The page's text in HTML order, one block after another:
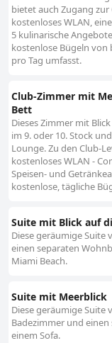
bietet auch Zugang zur
kostenloses WLAN,
5 kulinarische
kostenlose Bügeln von
pro Tag umfasst.
Club-Zimmer mit
Bett
Dieses Zimmer mit
im 9. oder 10. Stock
Lounge. Zu den Club-
kostenloses WLAN -
Speisen- und
kostenlose, tägliche
Suite mit Blick auf
Diese geräumige Suite
einen separaten
Miami Beach.
Suite mit Meerblick
Diese geräumige Suite
Badezimmer und
einem Sofa.